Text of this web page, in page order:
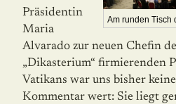
Am runden Tisch
Präsiden­tin
Maria
Alvarado zur neuen Chefin
„Dikasterium“ firmierenden
Vatikans war uns bisher
Kommentar wert: Sie liegt